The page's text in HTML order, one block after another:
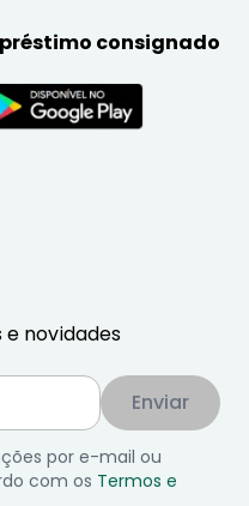
consignado
novidades
Enviar
por e-mail ou
com os Termos e